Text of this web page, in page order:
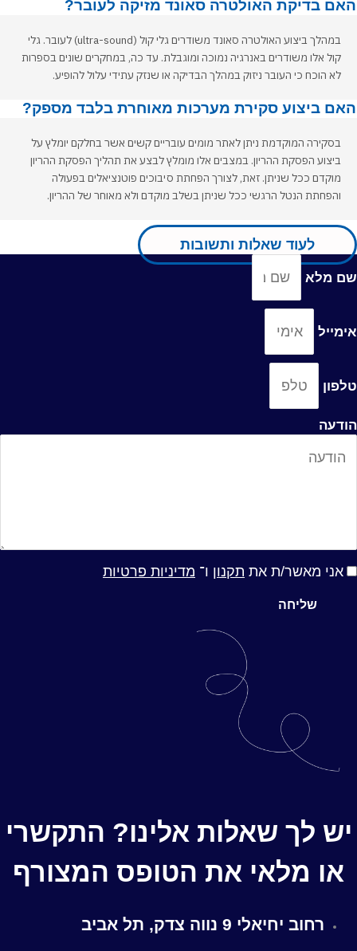
בדיקת האולטרה סאונד מזיקה לעובר?
במהלך ביצוע האולטרה סאונד משודרים גלי קול (ultra-sound) לעובר. גלי
קול אלו משודרים באנרגיה נמוכה ומוגבלת. עד כה, במחקרים שונים בספרות
לא הוכח כי העובר ניזוק במהלך הבדיקה או שנזק עתידי עלול להופיע.
ביצוע סקירת מערכות מאוחרת בלבד מספק?
בסקירה המוקדמת ניתן לאתר מומים עובריים קשים אשר בחלקם יומלץ על
ביצוע הפסקת ההריון. במצבים אלו מומלץ לבצע את תהליך הפסקת ההריון
מוקדם ככל שניתן. זאת, לצורך הפחתת סיבוכים פוטנציאלים בפעולה
והפחתת הנטל הרגשי ככל שניתן בשלב מוקדם ולא מאוחר של ההריון.
לעוד שאלות ותשובות
מלא
אני מאשר/ת את תקנוןו־ מדיניות פרטיות
שליחה
יש לך שאלות אלינו? התקשרי
או מלאי את הטופס המצורף
רחוב יחיאלי 9 נווה צדק, תל אביב